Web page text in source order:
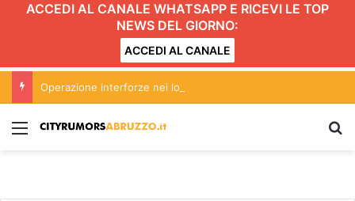
ACCEDI AL CANALE WHATSAPP E RICEVI LE TOP
NEWS DEL GIORNO:
ACCEDI AL CANALE
Menu